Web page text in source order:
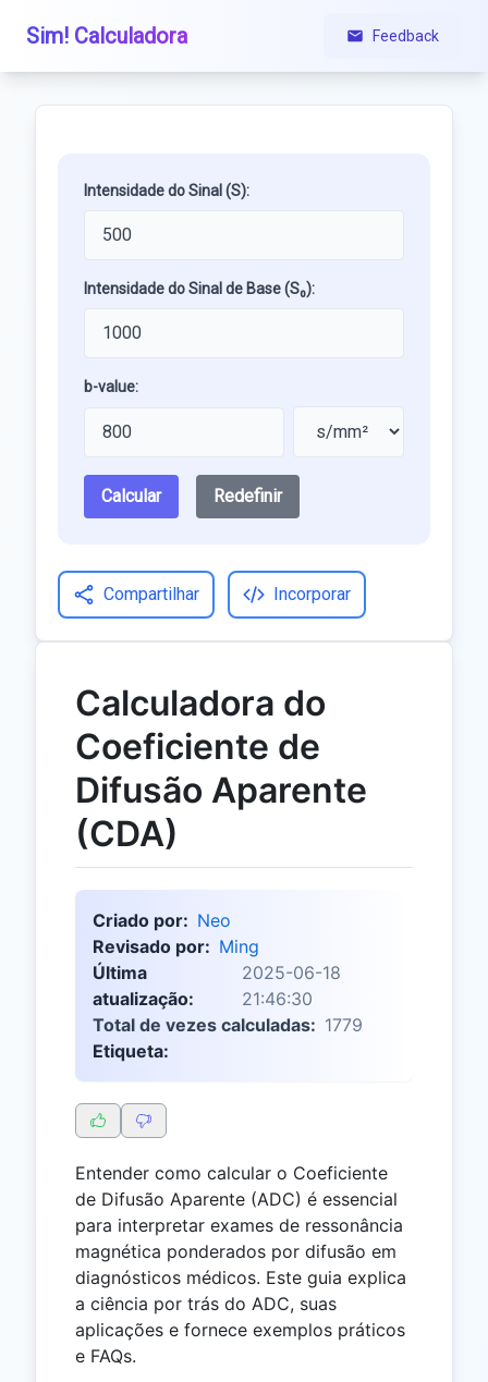
Sim! Calculadora Feedback
Intensidade do Sinal (S):
Intensidade do Sinal de Base (S₀):
b-value:
Calcular Redefinir
Compartilhar Incorporar
Calculadora do
Coeficiente de
Difusão Aparente
(CDA)
Criado por: Neo
Revisado por: Ming
Última
atualização:
2025-06-18
21:46:30
Total de vezes calculadas: 1779
Etiqueta:
Entender como calcular o Coeficiente
de Difusão Aparente (ADC) é essencial
para interpretar exames de ressonância
magnética ponderados por difusão em
diagnósticos médicos. Este guia explica
a ciência por trás do ADC, suas
aplicações e fornece exemplos práticos
e FAQs.